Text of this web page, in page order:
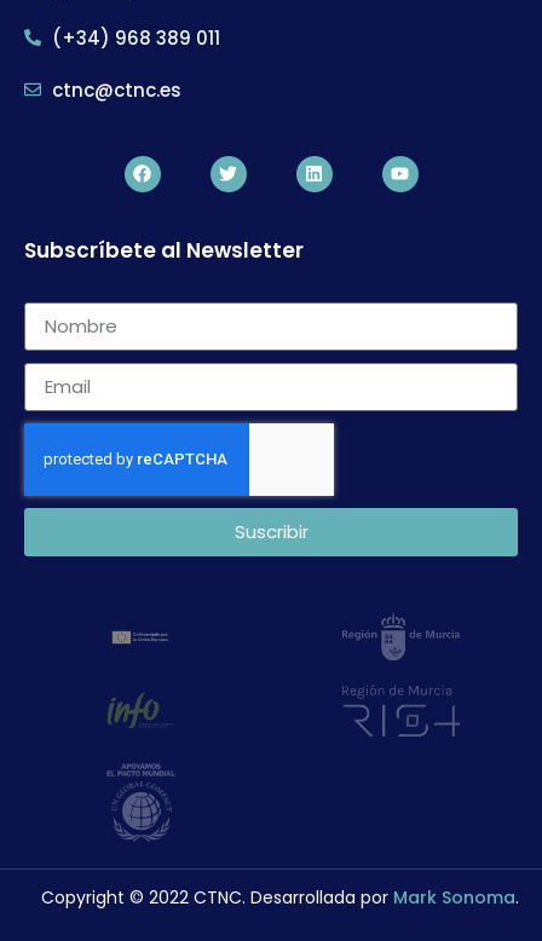
(+34) 968 389 011
ctnc@ctnc.es
Subscríbete al Newsletter
Suscribir
Copyright © 2022 CTNC. Desarrollada por Mark Sonoma.